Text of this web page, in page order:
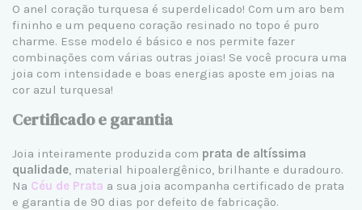
O anel coração turquesa é superdelicado! Com um aro bem
fininho e um pequeno coração resinado no topo é puro
charme. Esse modelo é básico e nos permite fazer
combinações com várias outras joias! Se você procura uma
joia com intensidade e boas energias aposte em joias na
cor azul turquesa!
Certificado e garantia
Joia inteiramente produzida com prata de altíssima
qualidade, material hipoalergênico, brilhante e duradouro.
Na Céu de Prata a sua joia acompanha certificado de prata
e garantia de 90 dias por defeito de fabricação.